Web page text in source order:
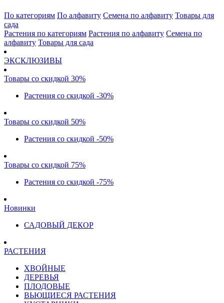
По категориям По алфавиту Семена по алфавиту Товары для
сада
Растения по категориям Растения по алфавиту Семена по
алфавиту Товары для сада
ЭКСКЛЮЗИВЫ
Товары со скидкой 30%
Растения со скидкой -30%
Товары со скидкой 50%
Растения со скидкой -50%
Товары со скидкой 75%
Растения со скидкой -75%
Новинки
САДОВЫЙ ДЕКОР
РАСТЕНИЯ
ХВОЙНЫЕ
ДЕРЕВЬЯ
ПЛОДОВЫЕ
ВЬЮЩИЕСЯ РАСТЕНИЯ